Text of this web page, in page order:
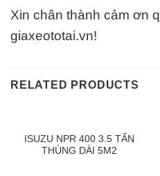
Xin chân thành cảm ơn
giaxeototai.vn!
RELATED PRODUCTS
ISUZU NPR 400 3.5 TẤN
THÙNG DÀI 5M2